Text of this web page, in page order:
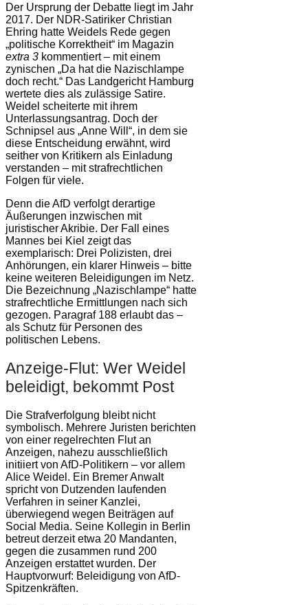
Der Ursprung der Debatte liegt im Jahr
2017. Der NDR-Satiriker Christian
Ehring hatte Weidels Rede gegen
„politische Korrektheit“ im Magazin
extra 3 kommentiert – mit einem
zynischen „Da hat die Nazischlampe
doch recht.“ Das Landgericht Hamburg
wertete dies als zulässige Satire.
Weidel scheiterte mit ihrem
Unterlassungsantrag. Doch der
Schnipsel aus „Anne Will“, in dem sie
diese Entscheidung erwähnt, wird
seither von Kritikern als Einladung
verstanden – mit strafrechtlichen
Folgen für viele.
Denn die AfD verfolgt derartige
Äußerungen inzwischen mit
juristischer Akribie. Der Fall eines
Mannes bei Kiel zeigt das
exemplarisch: Drei Polizisten, drei
Anhörungen, ein klarer Hinweis – bitte
keine weiteren Beleidigungen im Netz.
Die Bezeichnung „Nazischlampe“ hatte
strafrechtliche Ermittlungen nach sich
gezogen. Paragraf 188 erlaubt das –
als Schutz für Personen des
politischen Lebens.
Anzeige-Flut: Wer Weidel
beleidigt, bekommt Post
Die Strafverfolgung bleibt nicht
symbolisch. Mehrere Juristen berichten
von einer regelrechten Flut an
Anzeigen, nahezu ausschließlich
initiiert von AfD-Politikern – vor allem
Alice Weidel. Ein Bremer Anwalt
spricht von Dutzenden laufenden
Verfahren in seiner Kanzlei,
überwiegend wegen Beiträgen auf
Social Media. Seine Kollegin in Berlin
betreut derzeit etwa 20 Mandanten,
gegen die zusammen rund 200
Anzeigen erstattet wurden. Der
Hauptvorwurf: Beleidigung von AfD-
Spitzenkräften.